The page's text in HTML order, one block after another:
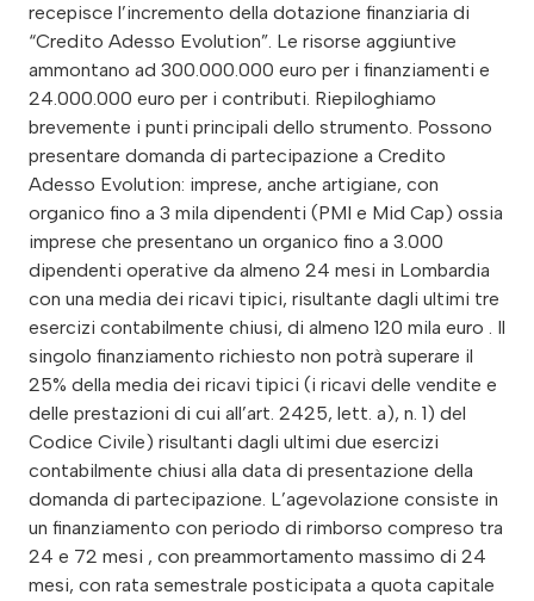
recepisce l’incremento della dotazione finanziaria di
“Credito Adesso Evolution”. Le risorse aggiuntive
ammontano ad 300.000.000 euro per i finanziamenti e
24.000.000 euro per i contributi. Riepiloghiamo
brevemente i punti principali dello strumento. Possono
presentare domanda di partecipazione a Credito
Adesso Evolution: imprese, anche artigiane, con
organico fino a 3 mila dipendenti (PMI e Mid Cap) ossia
imprese che presentano un organico fino a 3.000
dipendenti operative da almeno 24 mesi in Lombardia
con una media dei ricavi tipici, risultante dagli ultimi tre
esercizi contabilmente chiusi, di almeno 120 mila euro . Il
singolo finanziamento richiesto non potrà superare il
25% della media dei ricavi tipici (i ricavi delle vendite e
delle prestazioni di cui all’art. 2425, lett. a), n. 1) del
Codice Civile) risultanti dagli ultimi due esercizi
contabilmente chiusi alla data di presentazione della
domanda di partecipazione. L’agevolazione consiste in
un finanziamento con periodo di rimborso compreso tra
24 e 72 mesi , con preammortamento massimo di 24
mesi, con rata semestrale posticipata a quota capitale